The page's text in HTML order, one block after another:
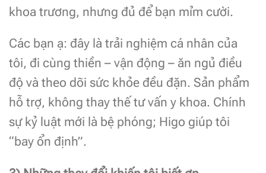
khoa trương, nhưng đủ để bạn mỉm cười.
Các bạn ạ: đây là trải nghiệm cá nhân của
tôi, đi cùng thiền – vận động – ăn ngủ điều
độ và theo dõi sức khỏe đều đặn. Sản phẩm
hỗ trợ, không thay thế tư vấn y khoa. Chính
sự kỷ luật mới là bệ phóng; Higo giúp tôi
“bay ổn định”.